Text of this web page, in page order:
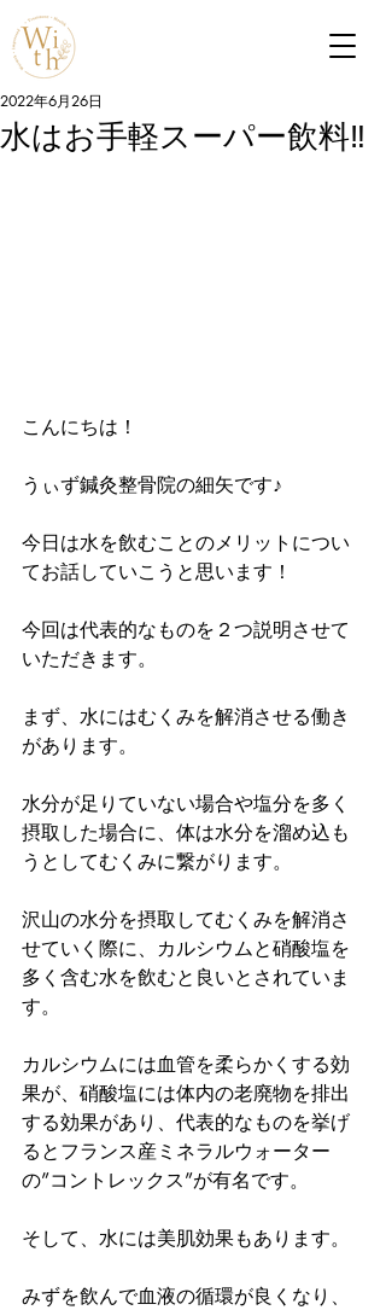
水はお手軽スーパー飲料‼
2022年6月26日
こんにちは！
うぃず鍼灸整骨院の細矢です♪
今日は水を飲むことのメリットについ
てお話していこうと思います！
今回は代表的なものを２つ説明させて
いただきます。
まず、水にはむくみを解消させる働き
があります。
水分が足りていない場合や塩分を多く
摂取した場合に、体は水分を溜め込も
うとしてむくみに繋がります。
沢山の水分を摂取してむくみを解消さ
せていく際に、カルシウムと硝酸塩を
多く含む水を飲むと良いとされていま
す。
カルシウムには血管を柔らかくする効
果が、硝酸塩には体内の老廃物を排出
する効果があり、代表的なものを挙げ
るとフランス産ミネラルウォーター
の”コントレックス”が有名です。
そして、水には美肌効果もあります。
みずを飲んで血液の循環が良くなり、